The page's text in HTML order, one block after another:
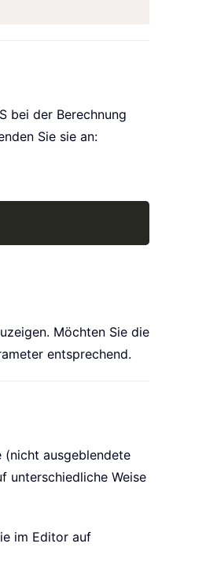
bei der Berechnung
Sie sie an:
Möchten Sie die
entsprechend.
(nicht ausgeblendete
unterschiedliche Weise
im Editor auf